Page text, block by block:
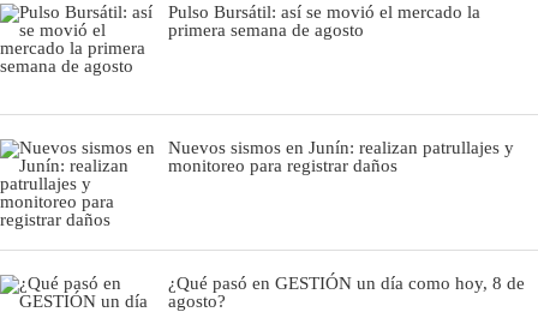
Pulso Bursátil: así se movió el mercado la
primera semana de agosto
Nuevos sismos en Junín: realizan patrullajes y
monitoreo para registrar daños
¿Qué pasó en GESTIÓN un día como hoy, 8 de
agosto?